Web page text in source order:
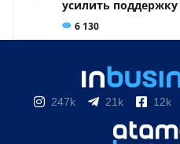
247k 21k 12k